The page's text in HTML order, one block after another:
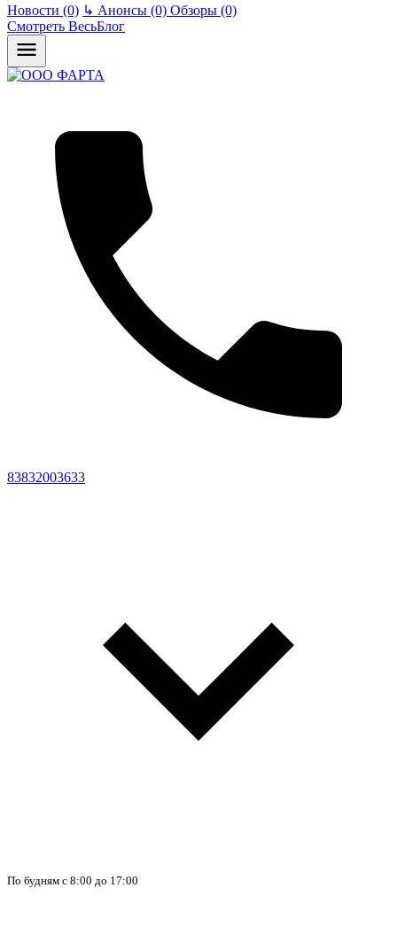
Новости (0) ↳ Анонсы (0) Обзоры (0)
Смотреть ВесьБлог
83832003633
По будням с 8:00 до 17:00